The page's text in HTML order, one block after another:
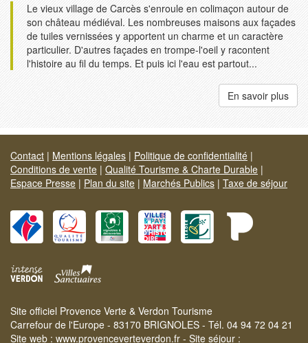
Le vieux village de Carcès s'enroule en colimaçon autour de
son château médiéval. Les nombreuses maisons aux façades
de tuiles vernissées y apportent un charme et un caractère
particulier. D'autres façades en trompe-l'oeil y racontent
l'histoire au fil du temps. Et puis ici l'eau est partout...
En savoir plus
Contact | Mentions légales | Politique de confidentialité |
Conditions de vente | Qualité Tourisme & Charte Durable |
Espace Presse | Plan du site | Marchés Publics | Taxe de séjour
Site officiel Provence Verte & Verdon Tourisme
Carrefour de l'Europe - 83170 BRIGNOLES - Tél. 04 94 72 04 21
Site web : www.provenceverteverdon.fr - Site séjour :